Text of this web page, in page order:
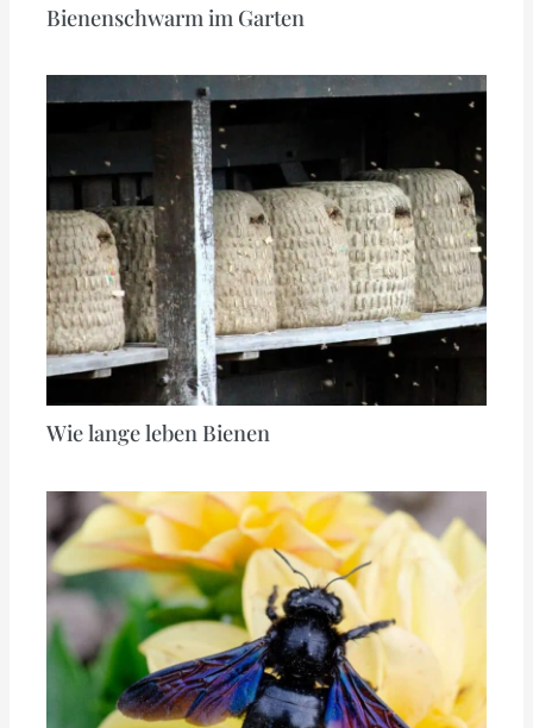
Bienenschwarm im Garten
Wie lange leben Bienen